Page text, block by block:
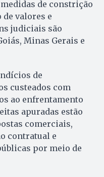
de constrição
valores e
judiciais são
Minas Gerais e
de
custeados com
ao enfrentamento
apuradas estão
comerciais,
contratual e
por meio de